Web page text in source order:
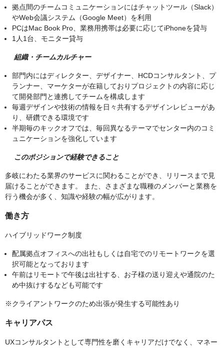
拠点間のチームコミュニケーションにはチャットツール（Slack）
やWeb会議システム（Google Meet）を利用
PCはMac Book Pro、業務用携帯は必要に応じてiPhoneを貸与
1人1台、モニター貸与
組織・チームカルチャー
部門内にはディレクター、デザイナー、HCDコンサルタント、プ
ランナー、マーケターが在籍しておりプロジェクトの内容に応じ
て開発部門と連携してチームを構成します
毎週デザインや技術の情報を日々共有するデザインレビューがあ
り、研鑽できる環境です
半期毎のキックオフでは、毎回異なるテーマでセンター内のコミ
ュニケーションを強化しています
このポジションで経験できること
多岐にわたる業界のサービスに関わることができ、リリースまで見
届けることができます。 また、さまざまな職種のメンバーと業務を
行う機会が多く、知識や経験の幅が広がります。
働き方
ハイブリッドワーク制度
配属拠点オフィスへの出社もしくは自宅でのリモートワークを選
択可能となっております
午前はリモートで午後は出社する、お子様の送り迎えや通院のた
め中抜けするなども可能です
※クライアントワークのため出張が発生する可能性あり
キャリアパス
UXコンサルタントとして専門性を磨くキャリアだけでなく、マネー